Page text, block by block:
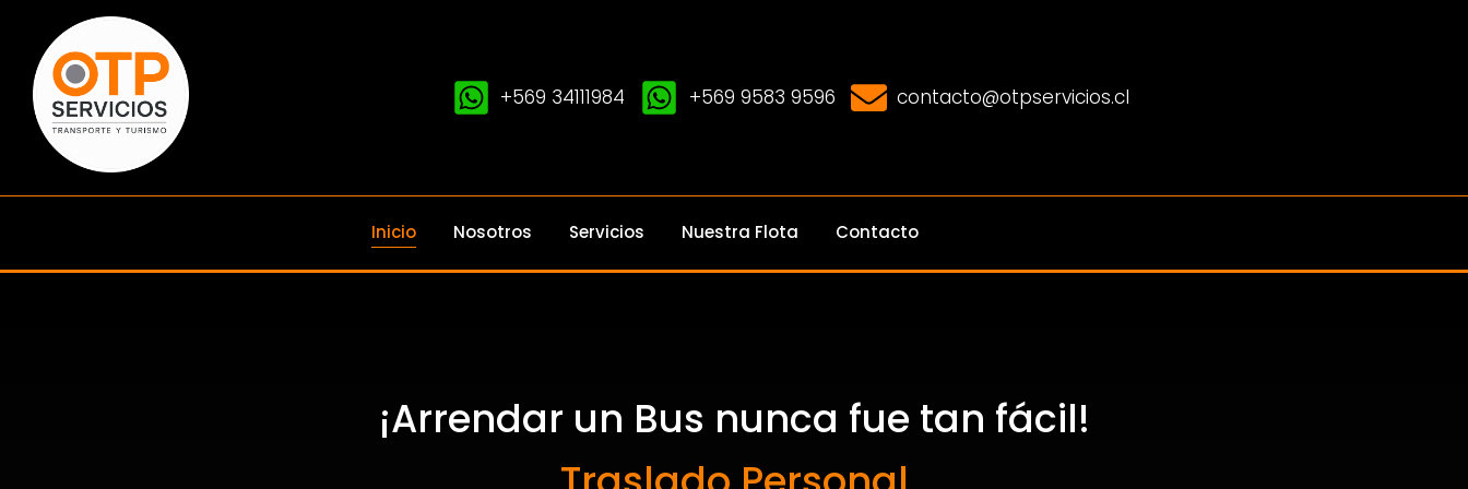
+569 34111984 +569 9583 9596 contacto@otpservicios.cl
Inicio Nosotros Servicios Nuestra Flota Contacto
¡Arrendar un Bus nunca fue tan fácil!
Traslado Personal
Eventos Corporativos